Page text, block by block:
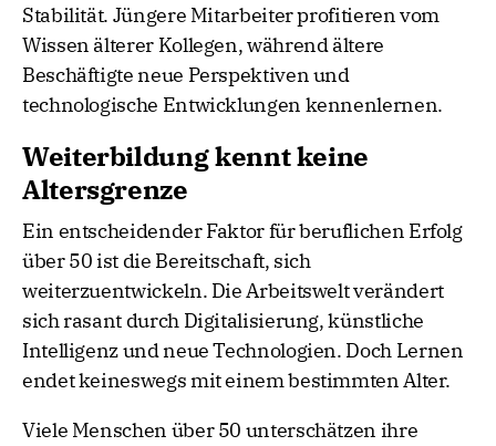
Stabilität. Jüngere Mitarbeiter profitieren vom
Wissen älterer Kollegen, während ältere
Beschäftigte neue Perspektiven und
technologische Entwicklungen kennenlernen.
Weiterbildung kennt keine
Altersgrenze
Ein entscheidender Faktor für beruflichen Erfolg
über 50 ist die Bereitschaft, sich
weiterzuentwickeln. Die Arbeitswelt verändert
sich rasant durch Digitalisierung, künstliche
Intelligenz und neue Technologien. Doch Lernen
endet keineswegs mit einem bestimmten Alter.
Viele Menschen über 50 unterschätzen ihre